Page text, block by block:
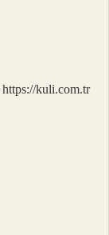
https://kuli.com.tr